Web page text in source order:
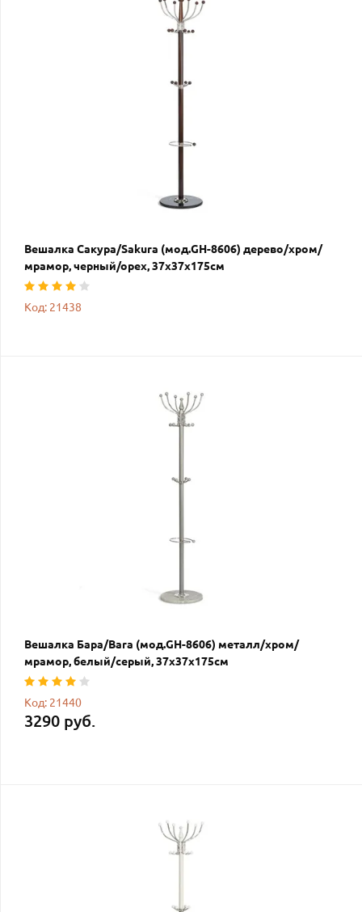
Вешалка Сакура/Sakura (мод.GH-8606) дерево/хром/
мрамор, черный/орех, 37х37х175см
Код: 21438
Вешалка Бара/Bara (мод.GH-8606) металл/хром/
мрамор, белый/серый, 37х37х175см
Код: 21440
3290 руб.